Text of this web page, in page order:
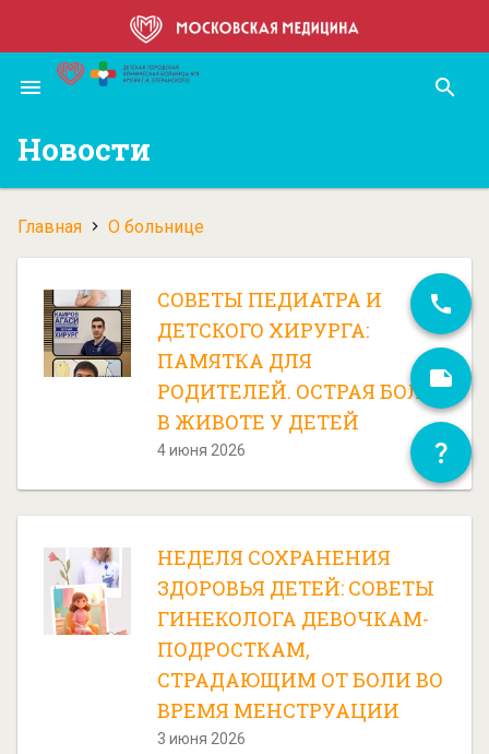
основному
содержанию
menu search
Новости
Строка
навигации
Главная О больнице
СОВЕТЫ ПЕДИАТРА И
ДЕТСКОГО ХИРУРГА:
ПАМЯТКА ДЛЯ
РОДИТЕЛЕЙ. ОСТРАЯ БОЛЬ
В ЖИВОТЕ У ДЕТЕЙ
4 июня 2026
НЕДЕЛЯ СОХРАНЕНИЯ
ЗДОРОВЬЯ ДЕТЕЙ: СОВЕТЫ
ГИНЕКОЛОГА ДЕВОЧКАМ-
ПОДРОСТКАМ,
СТРАДАЮЩИМ ОТ БОЛИ ВО
ВРЕМЯ МЕНСТРУАЦИИ
3 июня 2026